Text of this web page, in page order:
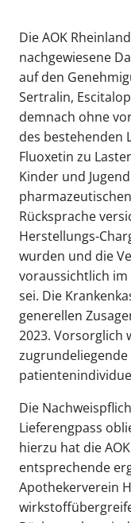
Die AOK
nachgewiesene
auf den
Sertralin,
demnach ohne
des bestehenden
Fluoxetin zu
Kinder und
Rücksprache
Herstellungs-
wurden und die
voraussichtlich
sei. Die
generellen
2023. Vorsorglich
Die
Lieferengpass
hierzu hat die
entsprechende
Apothekerverein